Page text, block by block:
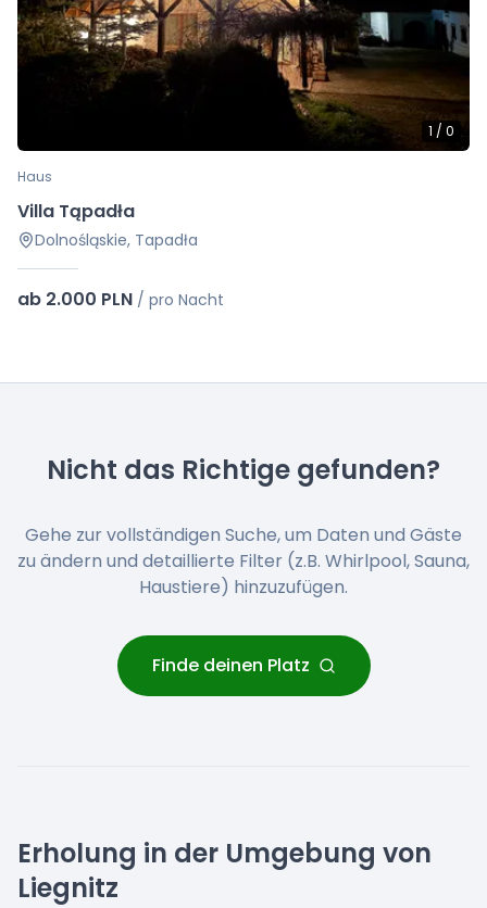
1 / 0
Haus
Villa Tąpadła
Dolnośląskie, Tapadła
ab 2.000 PLN / pro Nacht
Nicht das Richtige gefunden?
Gehe zur vollständigen Suche, um Daten und Gäste
zu ändern und detaillierte Filter (z.B. Whirlpool, Sauna,
Haustiere) hinzuzufügen.
Finde deinen Platz
Erholung in der Umgebung von
Liegnitz